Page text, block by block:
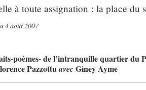
à toute assignation : la place du
4 août 2007
poèmes- de l’intranquille quartier du
PazzottuavecGiney Ayme